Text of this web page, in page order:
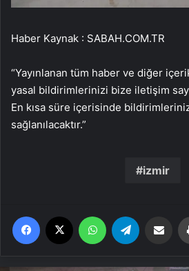
Haber Kaynak : SABAH.COM.TR
“Yayınlanan tüm haber ve diğer
yasal bildirimlerinizi bize iletişim
En kısa süre içerisinde
sağlanılacaktır.”
izmir
Facebook WhatsApp